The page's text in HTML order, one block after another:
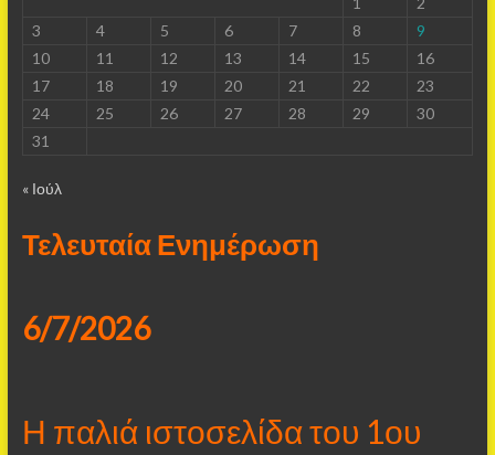
3
4 5 6 7 8
9
10
11 12 13 14 15
16
17
18 19 20 21 22
23
24
25 26 27 28 29
30
31
« Ιούλ
Τελευταία Ενημέρωση
6/7/2026
Η παλιά ιστοσελίδα του 1ου